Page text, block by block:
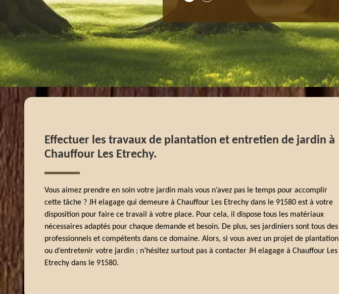
Effectuer les travaux de plantation et entretien de jardin à
Chauffour Les Etrechy.
Vous aimez prendre en soin votre jardin mais vous n’avez pas le temps pour accomplir
cette tâche ? JH elagage qui demeure à Chauffour Les Etrechy dans le 91580 est à votre
disposition pour faire ce travail à votre place. Pour cela, il dispose tous les matériaux
nécessaires adaptés pour chaque demande et besoin. De plus, ses jardiniers sont tous des
professionnels et compétents dans ce domaine. Alors, si vous avez un projet de plantation
ou d’entretenir votre jardin ; n’hésitez surtout pas à contacter JH elagage à Chauffour Les
Etrechy dans le 91580.